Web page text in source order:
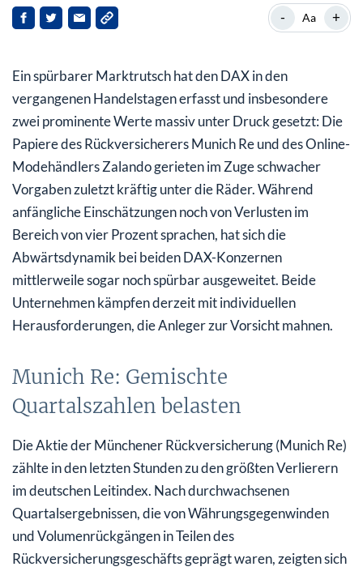
Munich Re: Gemischte Quartalszahlen belasten
Ausblick für Anleger: Ruhe bewahren im volatilen
Marktumfeld
- Aa +
Ein spürbarer Marktrutsch hat den DAX in den
vergangenen Handelstagen erfasst und insbesondere
zwei prominente Werte massiv unter Druck gesetzt: Die
Papiere des Rückversicherers Munich Re und des Online-
Modehändlers Zalando gerieten im Zuge schwacher
Vorgaben zuletzt kräftig unter die Räder. Während
anfängliche Einschätzungen noch von Verlusten im
Bereich von vier Prozent sprachen, hat sich die
Abwärtsdynamik bei beiden DAX-Konzernen
mittlerweile sogar noch spürbar ausgeweitet. Beide
Unternehmen kämpfen derzeit mit individuellen
Herausforderungen, die Anleger zur Vorsicht mahnen.
Munich Re: Gemischte
Quartalszahlen belasten
Die Aktie der Münchener Rückversicherung (Munich Re)
zählte in den letzten Stunden zu den größten Verlierern
im deutschen Leitindex. Nach durchwachsenen
Quartalsergebnissen, die von Währungsgegenwinden
und Volumenrückgängen in Teilen des
Rückversicherungsgeschäfts geprägt waren, zeigten sich